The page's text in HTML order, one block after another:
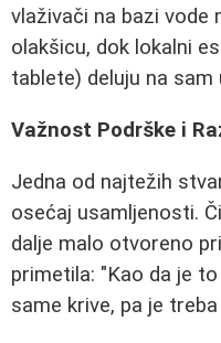
vlaživači na bazi vode
olakšicu, dok lokalni
tablete) deluju na sam
Važnost Podrške i
Jedna od najtežih
osećaj usamljenosti.
dalje malo otvoreno
primetila: "Kao da je
same krive, pa je